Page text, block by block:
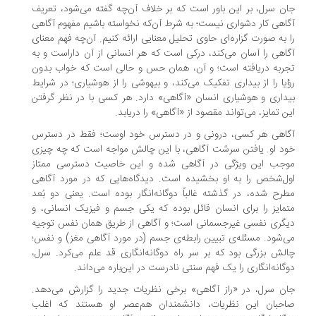
سرل، بر این باور است که بر خلاف آن‌چه گفته می‌شود، تعریف
کار دشواری نیست؛ به شرط آن‌که نخواسته باشیم مفهوم آگاهی
به صورت گزاره‌ای حاوی تحلیل معنایی ارائه کنیم. آن‌چه فهم معنای
را آسان می‌کند، درکی است که هر انسانی از آن داراست و به
دریافته است؛ و آن، همان حس و حالی است که خواب بدون
را از بیداری تفکیک می‌کند، و بیهوشی را از هوشیاری؛ در شرایط
و هوشیاری انسان «آگاهی» دارد. هر کسی با در نظر گرفتن
تمایز، می‌تواند مقصود از «آگاهی» را دریابد.
هر کسی، درونی و در دسترس خود اوست؛ فقط در دسترس
او. یافتن سرشت آگاهی، با این چالش مواجه است که چه چیزی
این ویژگی در آگاهی شده و این خاصیت دسترسی ممتاز
را به او بخشیده است. دیدگاه‌هایی که در مورد آگاهی
شده، در گذشته غالباً دوگانه‌انگار بوده‌ است. یعنی دو بُعد
را برای انسان قائل بوده که یکی جسم و فیزیک انسانی، و
نفسی غیرجسمانی است؛ و آگاهی از طریق همان نفس توجیه
مسئله‌ی تبیین رابطه‌ی جسم (در مورد آگاهی مغز) و نفس؛
بزرگی بود که بر سر راه دوگانه‌انگاری قد علم می‌کرد. سرل،
را یک فهم سنتی نادرست در این‌باره می‌داند.
سرل، در «راز آگاهی» برخی نظریات جدید را گزارش می‌دهد.
این نظریات، دانشمندان هم‌عصر او هستند که اغلب